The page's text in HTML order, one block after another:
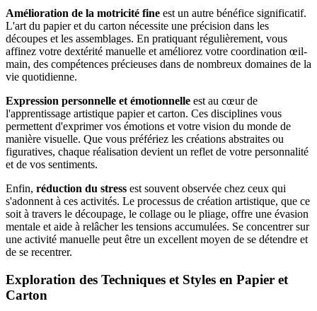
Amélioration de la motricité fine est un autre bénéfice significatif.
L'art du papier et du carton nécessite une précision dans les
découpes et les assemblages. En pratiquant régulièrement, vous
affinez votre dextérité manuelle et améliorez votre coordination œil-
main, des compétences précieuses dans de nombreux domaines de la
vie quotidienne.
Expression personnelle et émotionnelle est au cœur de
l'apprentissage artistique papier et carton. Ces disciplines vous
permettent d'exprimer vos émotions et votre vision du monde de
manière visuelle. Que vous préfériez les créations abstraites ou
figuratives, chaque réalisation devient un reflet de votre personnalité
et de vos sentiments.
Enfin, réduction du stress est souvent observée chez ceux qui
s'adonnent à ces activités. Le processus de création artistique, que ce
soit à travers le découpage, le collage ou le pliage, offre une évasion
mentale et aide à relâcher les tensions accumulées. Se concentrer sur
une activité manuelle peut être un excellent moyen de se détendre et
de se recentrer.
Exploration des Techniques et Styles en Papier et
Carton